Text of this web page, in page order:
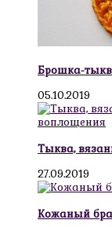
Брошка-
05.10.2019
Тыква,
27.09.2019
Кожаный